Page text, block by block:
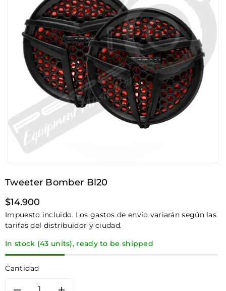
Tweeter Bomber Bl20
Precio
habitual
$14.900
Impuesto incluido. Los gastos de envío variarán según las
tarifas del distribuidor y ciudad.
In stock (43 units), ready to be shipped
Cantidad